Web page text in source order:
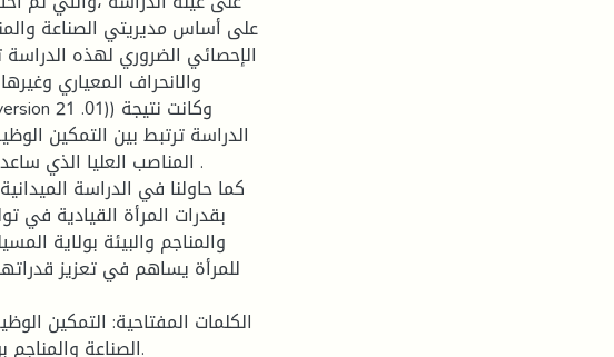
على أساس مديريتي الصناعة
الإحصائي الضروري لهذه
والانحراف المعياري
الدراسة ترتبط بين التمكين
المناصب العليا الذي
كما حاولنا في الدراسة
بقدرات المرأة القيادية في
والمناجم والبيئة بولاية
للمرأة يساهم في تعزيز
الكلمات المفتاحية: التمكين
الصناعة والمناجم